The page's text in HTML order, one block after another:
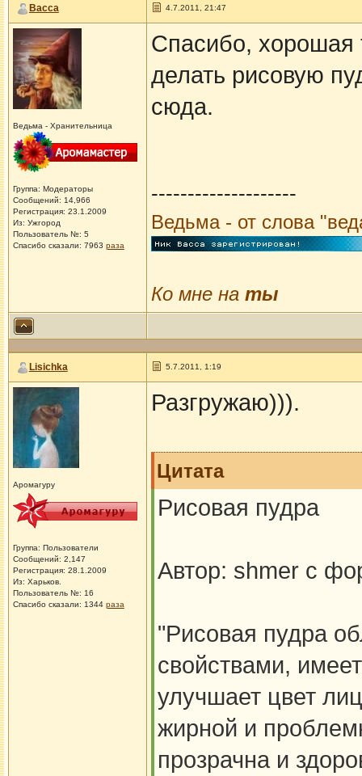
Васса 4.7.2011, 21:47
Ведьма - Хранительница
Группа: Модераторы
Сообщений: 14,966
Регистрация: 23.1.2009
Из: Ужгород
Пользователь №: 5
Спасибо сказали: 7963 раза
Спасибо, хорошая
делать рисовую
сюда.
--------------------
Ведьма - от слова
Ко мне на ты
Lisichka 5.7.2011, 1:19
Аромагуру
Группа: Пользователи
Сообщений: 2,147
Регистрация: 28.1.2009
Из: Харьков.
Пользователь №: 16
Спасибо сказали: 1344 раза
Разгружаю))).
Цитата
Рисовая пудра
Автор: shmer с
"Рисовая пудра
свойствами,
улучшает цвет
жирной и
прозрачна и